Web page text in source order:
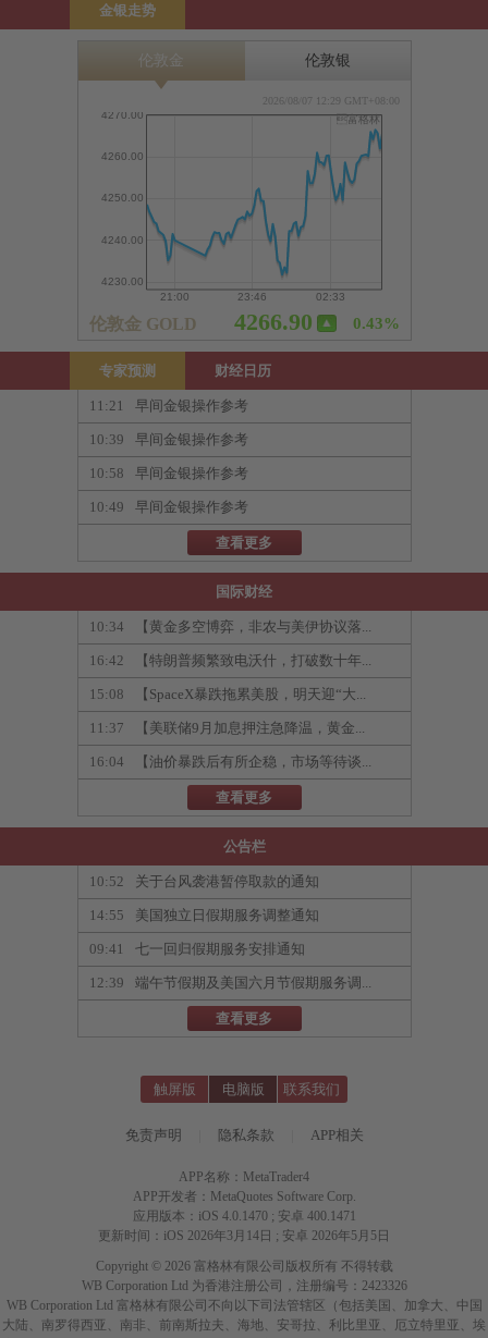
金银走势
专家预测 财经日历
11:21 早间金银操作参考
10:39 早间金银操作参考
10:58 早间金银操作参考
10:49 早间金银操作参考
查看更多
国际财经
10:34 【黄金多空博弈，非农与美伊协议落...
16:42 【特朗普频繁致电沃什，打破数十年...
15:08 【SpaceX暴跌拖累美股，明天迎“大...
11:37 【美联储9月加息押注急降温，黄金...
16:04 【油价暴跌后有所企稳，市场等待谈...
查看更多
公告栏
10:52 关于台风袭港暂停取款的通知
14:55 美国独立日假期服务调整通知
09:41 七一回归假期服务安排通知
12:39 端午节假期及美国六月节假期服务调...
查看更多
触屏版 电脑版 联系我们
免责声明 隐私条款 APP相关
APP名称：MetaTrader4
APP开发者：MetaQuotes Software Corp.
应用版本：iOS 4.0.1470 ; 安卓 400.1471
更新时间：iOS 2026年3月14日 ; 安卓 2026年5月5日
Copyright © 2026 富格林有限公司版权所有 不得转载
WB Corporation Ltd 为香港注册公司，注册编号：2423326
WB Corporation Ltd 富格林有限公司不向以下司法管辖区（包括美国、加拿大、中国
大陆、南罗得西亚、南非、前南斯拉夫、海地、安哥拉、利比里亚、厄立特里亚、埃